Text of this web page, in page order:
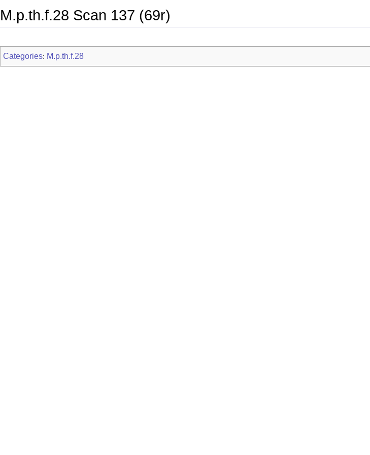
M.p.th.f.28 Scan 137 (69r)
Categories: M.p.th.f.28